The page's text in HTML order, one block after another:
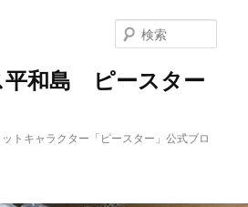
平和島 ピースター
トキャラクター「ピースター」公式ブロ
索